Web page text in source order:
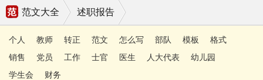
范文大全 述职报告
个人 教师 转正 范文 怎么写 部队 模板
格式
销售
党员 工作 士官 医生 人大代表
幼儿园
学生会
财务